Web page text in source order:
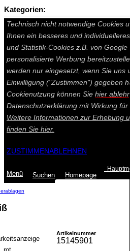
Auf dieser Seite werden technisch
Technisch nicht notwendige Cookies
Ihnen ein besseres und
und Statistik-Cookies z.B. von
personalisierte Werbung
werden nur eingesetzt, wenn Sie uns
Einwilligung ("Zustimmen") gegeben
Cookienutzung können Sie hier
Datenschutzerklärung mit Wirkung für
Weitere Informationen zur Erhebung
finden Sie hier.
ZUSTIMMENABLEHNEN
Menü Suchen Homepage
Artikelnummer
15145901
Kategorien: